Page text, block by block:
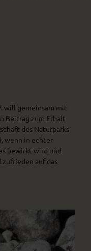
will gemeinsam mit
Beitrag zum Erhalt
des Naturparks
wenn in echter
bewirkt wird und
zufrieden auf das